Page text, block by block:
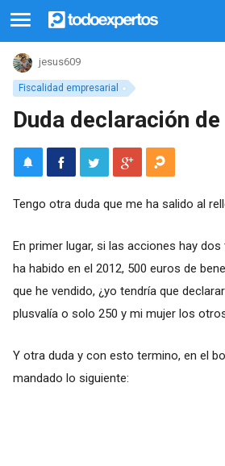
Fiscalidad empresarial
jesus609
Duda declaración
Tengo otra duda que me ha salido al
En primer lugar, si las acciones hay
ha habido en el 2012, 500 euros de
que he vendido, ¿yo tendría que
plusvalía o solo 250 y mi mujer los
Y otra duda y con esto termino, en el
mandado lo siguiente: